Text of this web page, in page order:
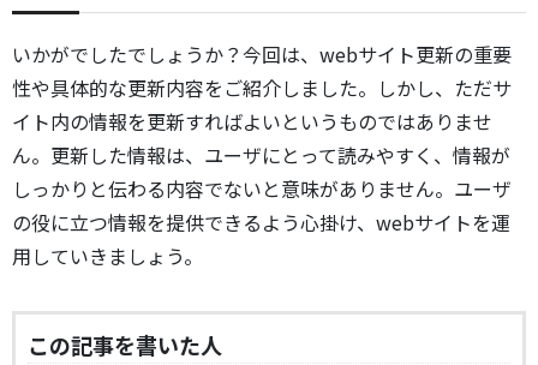
いかがでしたでしょうか？今回は、webサイト更新の重要
性や具体的な更新内容をご紹介しました。しかし、ただサ
イト内の情報を更新すればよいというものではありませ
ん。更新した情報は、ユーザにとって読みやすく、情報が
しっかりと伝わる内容でないと意味がありません。ユーザ
の役に立つ情報を提供できるよう心掛け、webサイトを運
用していきましょう。
この記事を書いた人